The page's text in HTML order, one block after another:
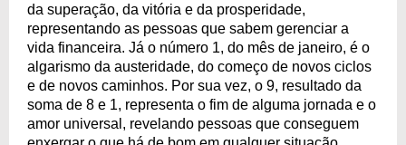
da superação, da vitória e da prosperidade,
representando as pessoas que sabem gerenciar a
vida financeira. Já o número 1, do mês de janeiro, é o
algarismo da austeridade, do começo de novos ciclos
e de novos caminhos. Por sua vez, o 9, resultado da
soma de 8 e 1, representa o fim de alguma jornada e o
amor universal, revelando pessoas que conseguem